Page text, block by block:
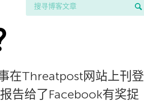
在Threatpost网站上刊登
告给了Facebook有奖捉